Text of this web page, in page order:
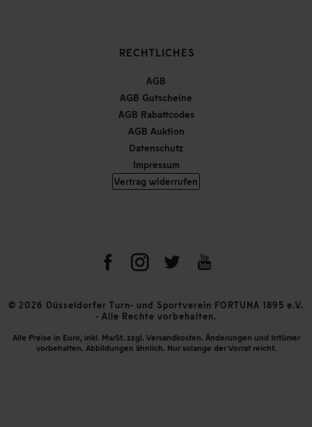
RECHTLICHES
AGB
AGB Gutscheine
AGB Rabattcodes
AGB Auktion
Datenschutz
Impressum
Vertrag widerrufen
© 2026 Düsseldorfer Turn- und Sportverein FORTUNA 1895 e.V.
- Alle Rechte vorbehalten.
Alle Preise in Euro, inkl. MwSt. zzgl. Versandkosten. Änderungen und Irrtümer
vorbehalten. Abbildungen ähnlich. Nur solange der Vorrat reicht.